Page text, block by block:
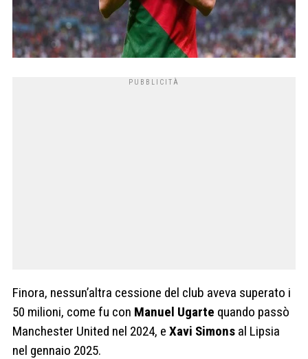
Finora, nessun’altra cessione del club aveva superato i
50 milioni, come fu con Manuel Ugarte quando passò
Manchester United nel 2024, e Xavi Simons al Lipsia
nel gennaio 2025.